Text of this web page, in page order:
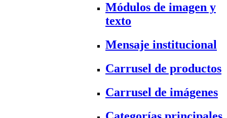
Módulos de imagen y
texto
Mensaje institucional
Carrusel de productos
Carrusel de imágenes